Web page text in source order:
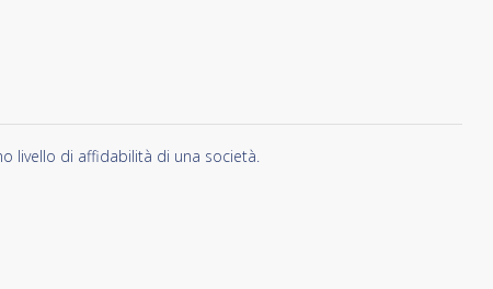
livello di affidabilità di una società.